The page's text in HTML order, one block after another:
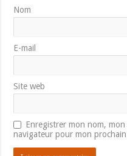
Nom
E-mail
Site web
Enregistrer mon nom,
navigateur pour mon